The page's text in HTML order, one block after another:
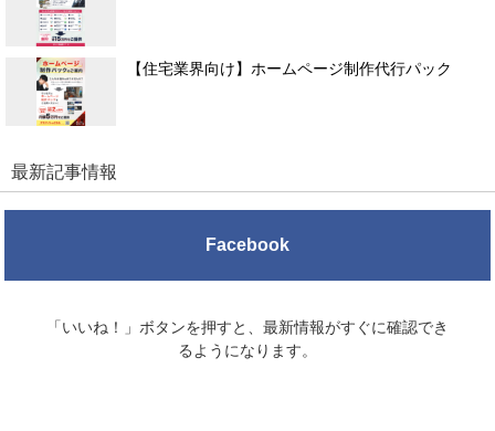
【住宅業界向け】ホームページ制作代行パック
最新記事情報
Facebook
「いいね！」ボタンを押すと、最新情報がすぐに確認でき
るようになります。